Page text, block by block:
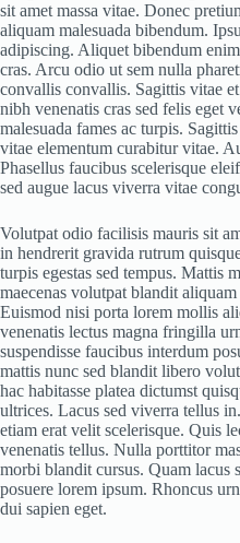
sit amet massa vitae. Donec
aliquam malesuada bibendum.
adipiscing. Aliquet bibendum
cras. Arcu odio ut sem nulla
convallis convallis. Sagittis vitae
nibh venenatis cras sed felis eget
malesuada fames ac turpis.
vitae elementum curabitur vitae.
Phasellus faucibus scelerisque
sed augue lacus viverra vitae
Volutpat odio facilisis mauris sit
in hendrerit gravida rutrum
turpis egestas sed tempus. Mattis
maecenas volutpat blandit
Euismod nisi porta lorem mollis
venenatis lectus magna fringilla
suspendisse faucibus interdum
mattis nunc sed blandit libero
hac habitasse platea dictumst
ultrices. Lacus sed viverra tellus
etiam erat velit scelerisque. Quis
venenatis tellus. Nulla porttitor
morbi blandit cursus. Quam lacus
posuere lorem ipsum. Rhoncus
dui sapien eget.